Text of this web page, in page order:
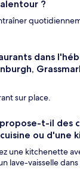
?
dans
sur place.
t-il des
ou d'une
une kitchenette
lave-vaisselle